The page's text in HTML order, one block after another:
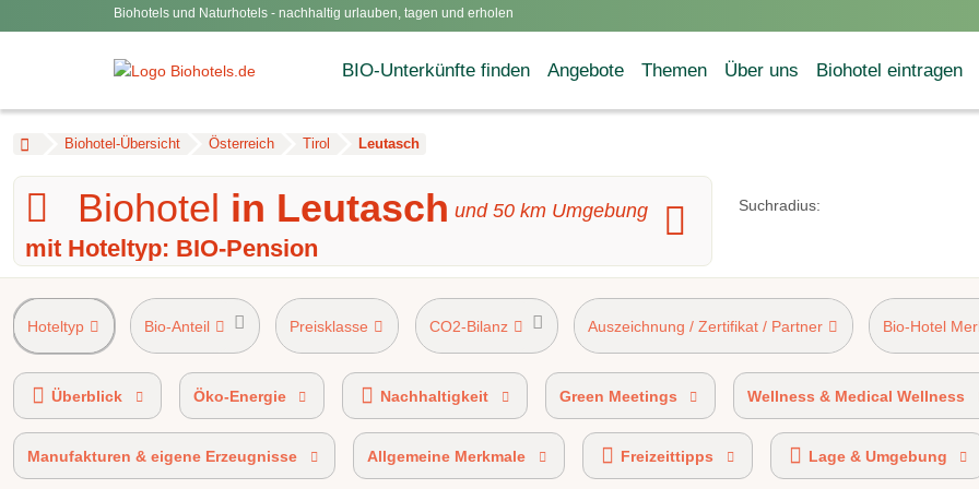
Biohotels und Naturhotels - nachhaltig urlauben, tagen und erholen
BIO-Unterkünfte finden Angebote Themen Über uns Biohotel eintragen
Biohotel-Übersicht Österreich Tirol Leutasch
Biohotel in Leutasch und 50 km Umgebung
mit Hoteltyp: BIO-Pension
Suchradius:
Hoteltyp Bio-Anteil Preisklasse CO2-Bilanz Auszeichnung / Zertifikat / Partner Bio-Hotel
AHVV-Kennzeichen 90%-100% Bio-zertifiziert AHV-Kennzeichen 50%-89% Bio-zertifiziert AHVV-
BIO HOTELS® certified Ökobonus-Partner
Überblick Öko-Energie Nachhaltigkeit Green Meetings Wellness & Medical Wellness
Manufakturen & eigene Erzeugnisse Allgemeine Merkmale Freizeittipps Lage & Umgebung